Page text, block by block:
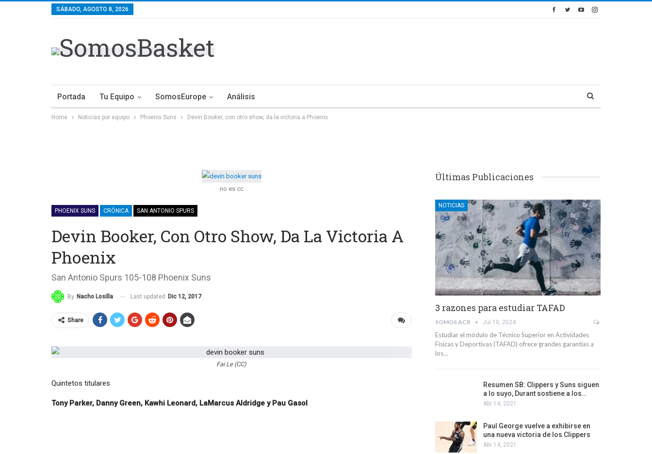
SÁBADO, AGOSTO 8, 2026
Portada Tu Equipo SomosEurope Análisis
Home Noticias por equipo Phoenix Suns Devin Booker, con otro show, da la victoria a Phoenix
no es cc
PHOENIX SUNS CRÓNICA SAN ANTONIO SPURS
Devin Booker, Con Otro Show, Da La Victoria A
Phoenix
San Antonio Spurs 105-108 Phoenix Suns
By Nacho Losilla Last updated Dic 12, 2017
Share
Fai Le (CC)
Quintetos titulares
Tony Parker, Danny Green, Kawhi Leonard, LaMarcus Aldridge y Pau Gasol
Últimas Publicaciones
NOTICIAS
3 razones para estudiar TAFAD
SOMOS ACB Jul 10, 2024
Estudiar el módulo de Técnico Superior en Actividades
Físicas y Deportivas (TAFAD) ofrece grandes garantías a
los…
Resumen SB: Clippers y Suns siguen
a lo suyo, Durant sostiene a los…
Abr 14, 2021
Paul George vuelve a exhibirse en
una nueva victoria de los Clippers
Abr 14, 2021